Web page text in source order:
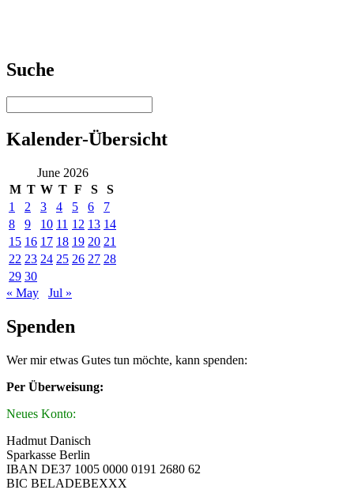
Suche
Kalender-Übersicht
June 2026
M T W T F S
S
1
2 3 4 5 6
7
8
9 10 11 12 13 14
15 16 17 18 19 20 21
22 23 24 25 26 27 28
29 30
« May
Jul »
Spenden
Wer mir etwas Gutes tun möchte, kann spenden:
Per Überweisung:
Neues Konto:
Hadmut Danisch
Sparkasse Berlin
IBAN DE37 1005 0000 0191 2680 62
BIC BELADEBEXXX